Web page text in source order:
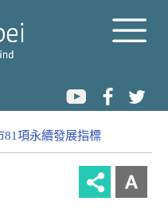
81項永續發展指標